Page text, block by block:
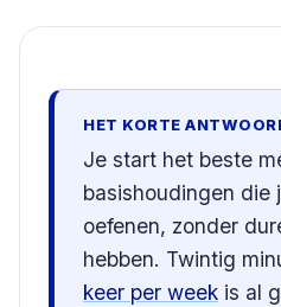
Redactie ProductPraat
HET KORTE
Je start het beste
basishoudingen die
oefenen, zonder
hebben. Twintig
keer per week is al